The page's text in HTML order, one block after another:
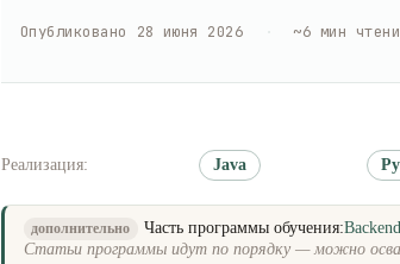
Опубликовано 28 июня 2026 ~6 мин
Реализация: Java
дополнительно Часть программы обучения:
Статьи программы идут по порядку — можно